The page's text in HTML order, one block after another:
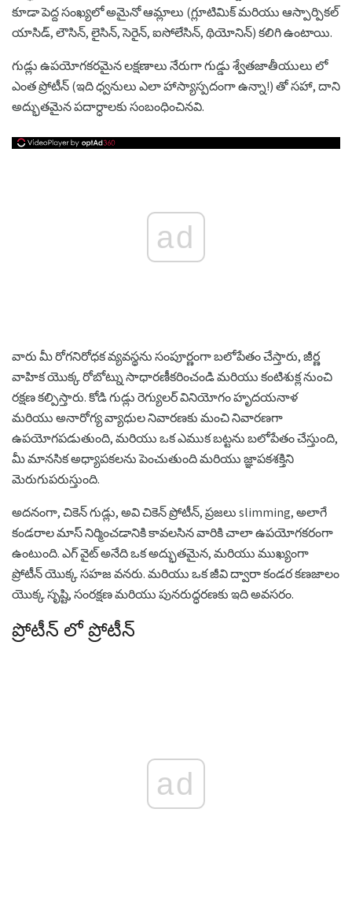
కూడా పెద్ద సంఖ్యలో అమైనో ఆమ్లాలు (గ్లూటిమిక్ మరియు ఆస్పార్పికల్
యాసిడ్, లౌసిన్, లైసిన్, సెరైన్, ఐసోలేసిన్, థియోనిన్) కలిగి ఉంటాయి.
గుడ్లు ఉపయోగకరమైన లక్షణాలు నేరుగా గుడ్డు శ్వేతజాతీయులు లో
ఎంత ప్రోటీన్ (ఇది ధ్వనులు ఎలా హాస్యాస్పదంగా ఉన్నా!) తో సహా, దాని
అద్భుతమైన పదార్ధాలకు సంబంధించినవి.
ad
వారు మీ రోగనిరోధక వ్యవస్థను సంపూర్ణంగా బలోపేతం చేస్తారు, జీర్ణ
వాహిక యొక్క రోబోట్ను సాధారణీకరించండి మరియు కంటిశుక్ల నుంచి
రక్షణ కల్పిస్తారు. కోడి గుడ్లు రెగ్యులర్ వినియోగం హృదయనాళ
మరియు అనారోగ్య వ్యాధుల నివారణకు మంచి నివారణగా
ఉపయోగపడుతుంది, మరియు ఒక ఎముక బట్టను బలోపేతం చేస్తుంది,
మీ మానసిక అధ్యాపకలను పెంచుతుంది మరియు జ్ఞాపకశక్తిని
మెరుగుపరుస్తుంది.
అదనంగా, చికెన్ గుడ్లు, అవి చికెన్ ప్రోటీన్, ప్రజలు slimming, అలాగే
కండరాల మాస్ నిర్మించడానికి కావలసిన వారికి చాలా ఉపయోగకరంగా
ఉంటుంది. ఎగ్ వైట్ అనేది ఒక అద్భుతమైన, మరియు ముఖ్యంగా
ప్రోటీన్ యొక్క సహజ వనరు. మరియు ఒక జీవి ద్వారా కండర కణజాలం
యొక్క సృష్టి, సంరక్షణ మరియు పునరుద్ధరణకు ఇది అవసరం.
ప్రోటీన్ లో ప్రోటీన్
ad